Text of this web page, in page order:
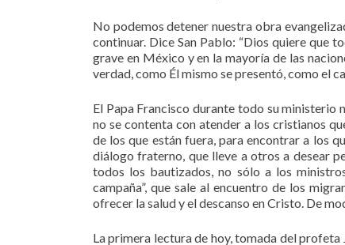
No podemos detener nuestra obra
continuar. Dice San Pablo: “Dios quiere que
grave en México y en la mayoría de las
verdad, como Él mismo se presentó, como el
El Papa Francisco durante todo su ministerio
no se contenta con atender a los cristianos
de los que están fuera, para encontrar a los
diálogo fraterno, que lleve a otros a desear
todos los bautizados, no sólo a los
campaña”, que sale al encuentro de los
ofrecer la salud y el descanso en Cristo. De
La primera lectura de hoy, tomada del